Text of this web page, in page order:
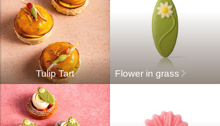
Tulip Tart Flower in grass